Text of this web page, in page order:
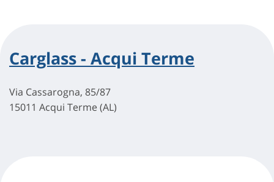
Carglass - Acqui Terme
Via Cassarogna, 85/87
15011 Acqui Terme (AL)